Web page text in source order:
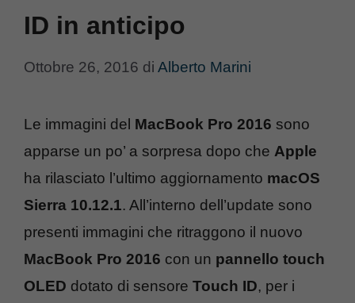
ID in anticipo
Ottobre 26, 2016 di Alberto Marini
Le immagini del MacBook Pro 2016 sono
apparse un po’ a sorpresa dopo che Apple
ha rilasciato l’ultimo aggiornamento macOS
Sierra 10.12.1. All’interno dell’update sono
presenti immagini che ritraggono il nuovo
MacBook Pro 2016 con un pannello touch
OLED dotato di sensore Touch ID, per i